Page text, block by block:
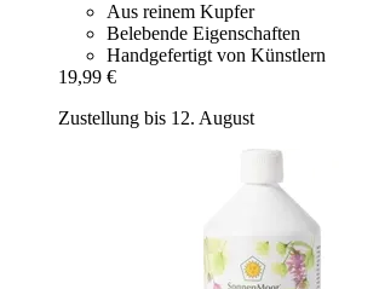
Aus reinem Kupfer
Belebende Eigenschaften
Handgefertigt von Künstlern
19,99 €
Zustellung bis 12. August